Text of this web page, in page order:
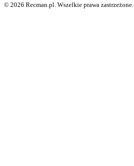
© 2026 Recman.pl. Wszelkie prawa zastrzeżone.